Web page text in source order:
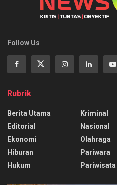
Follow Us
Rubrik
Berita Utama
Editorial
Ekonomi
Hiburan
Hukum
Kriminal
Nasional
Olahraga
Pariwara
Pariwisata